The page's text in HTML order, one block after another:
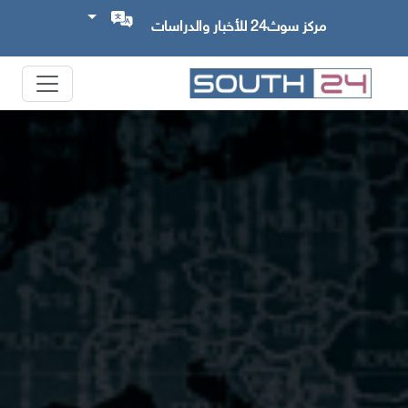
مركز سوث24 للأخبار والدراسات